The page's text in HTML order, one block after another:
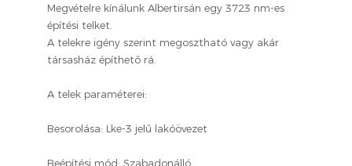
Megvételre kínálunk Albertirsán egy 3723 nm-es
építési telket.
A telekre igény szerint megosztható vagy akár
társasház építhető rá.
A telek paraméterei:
Besorolása: Lke-3 jelű lakóövezet
Beépítési mód: Szabadonálló